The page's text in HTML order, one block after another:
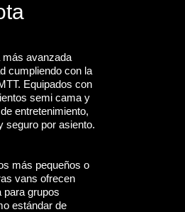
avanzada
cumpliendo con la
Equipados con
semi cama y
entretenimiento,
seguro por asiento.
más pequeños o
vans ofrecen
para grupos
estándar de